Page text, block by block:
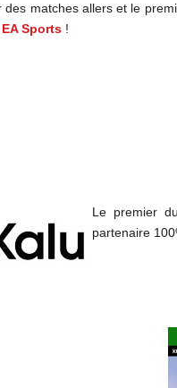
des matches allers et le
EA Sports !
Le premier
partenaire